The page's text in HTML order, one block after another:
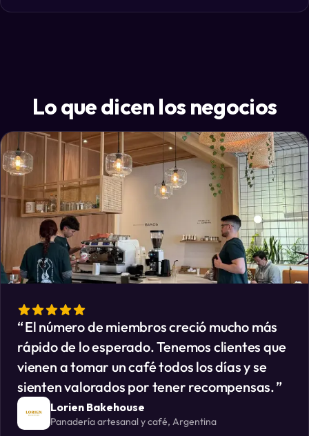
Lo que dicen los negocios
El número de miembros creció mucho más
rápido de lo esperado. Tenemos clientes que
vienen a tomar un café todos los días y se
sienten valorados por tener recompensas.
Lorien Bakehouse
Panadería artesanal y café, Argentina